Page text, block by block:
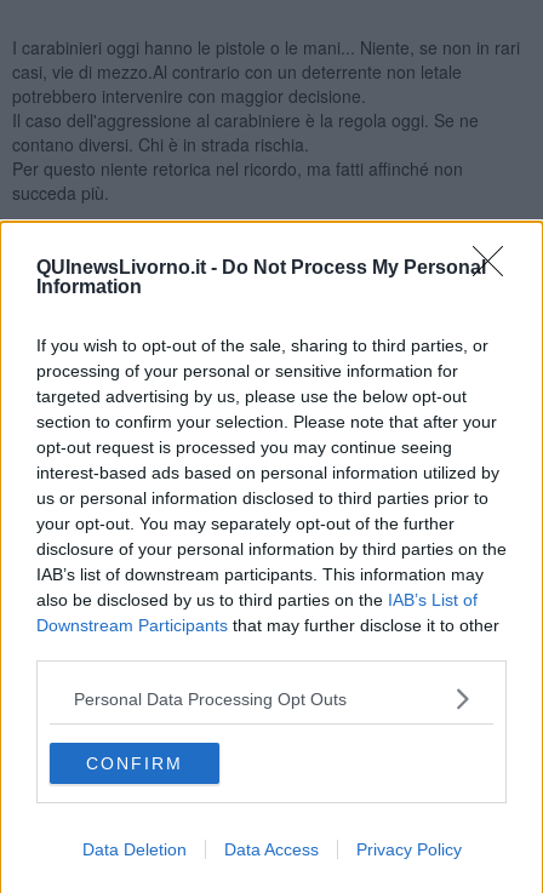
QUInewsLivorno.it - Do Not Process My Personal
Information
If you wish to opt-out of the sale, sharing to third parties, or
processing of your personal or sensitive information for
targeted advertising by us, please use the below opt-out
section to confirm your selection. Please note that after your
opt-out request is processed you may continue seeing
interest-based ads based on personal information utilized by
us or personal information disclosed to third parties prior to
your opt-out. You may separately opt-out of the further
disclosure of your personal information by third parties on the
IAB’s list of downstream participants. This information may
also be disclosed by us to third parties on the IAB’s List of
Downstream Participants that may further disclose it to other
Personal Data Processing Opt Outs
CONFIRM
Data Deletion Data Access Privacy Policy
I carabinieri oggi hanno le pistole o le mani... Niente, se non in rari
casi, vie di mezzo.Al contrario con un deterrente non letale
potrebbero intervenire con maggior decisione.
Il caso dell'aggressione al carabiniere è la regola oggi. Se ne
contano diversi. Chi è in strada rischia.
Per questo niente retorica nel ricordo, ma fatti affinché non
succeda più.
Salvatore Calleri
Se vuoi leggere le notizie principali della Toscana iscriviti alla
Newsletter QUInews - ToscanaMedia.
Arriva gratis tutti i giorni
alle 20:00 direttamente nella tua casella di posta.
Basta cliccareQUI
Ti potrebbe interessare anche:
Articoli dal Blog “Legalità e non solo” di Salvatore Calleri
Il “dopo” Matteo Messina Denaro
Vademecum antimafia per gli elettori
Toscana chiama Palermo
Serve un esercito europeo
I superbonus rischiano di favorire la mafia
Occorre potenziare il controllo del territorio
​Nuovi scenari narcos a Firenze?
Alla 'ndrangheta piace la Toscana
Siamo in una situazione di Red Alert
La "Dichiarazione di Vallombrosa"
La chimera dell'esercito europeo
Politicamente scorrevole